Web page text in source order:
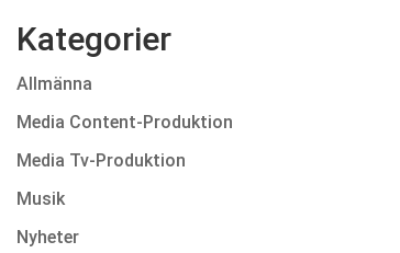
Kategorier
Allmänna
Media Content-Produktion
Media Tv-Produktion
Musik
Nyheter